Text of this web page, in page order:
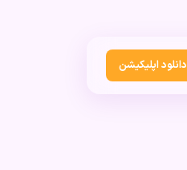
دانلود اپلیکیشن